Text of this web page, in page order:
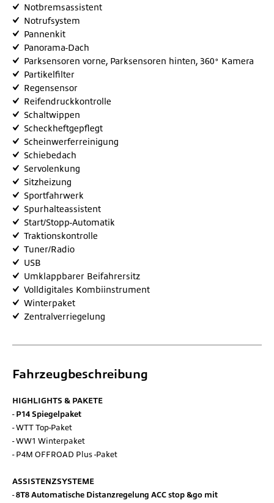
Notbremsassistent
Notrufsystem
Pannenkit
Panorama-Dach
Parksensoren vorne, Parksensoren hinten, 360° Kamera
Partikelfilter
Regensensor
Reifendruckkontrolle
Schaltwippen
Scheckheftgepflegt
Scheinwerferreinigung
Schiebedach
Servolenkung
Sitzheizung
Sportfahrwerk
Spurhalteassistent
Start/Stopp-Automatik
Traktionskontrolle
Tuner/Radio
USB
Umklappbarer Beifahrersitz
Volldigitales Kombiinstrument
Winterpaket
Zentralverriegelung
Fahrzeugbeschreibung
HIGHLIGHTS & PAKETE
P14 Spiegelpaket
WTT Top-Paket
WW1 Winterpaket
P4M OFFROAD Plus -Paket
ASSISTENZSYSTEME
8T8 Automatische Distanzregelung ACC stop &go mit